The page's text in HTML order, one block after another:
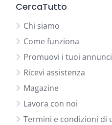
CercaTutto
Chi siamo
Come funziona
Promuovi i tuoi annunci
Ricevi assistenza
Magazine
Lavora con noi
Termini e condizioni di